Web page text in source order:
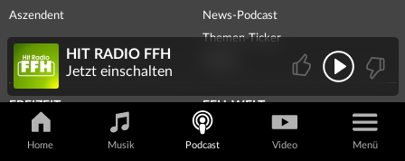
Aszendent
News-Podcast
Themen-Ticker
FREIZEIT
Veranstaltungen
Spielplätze
FFH-WELT
FFH-App
Newsletter
Home Musik Podcast Video Menü
HIT RADIO FFH
Jetzt einschalten